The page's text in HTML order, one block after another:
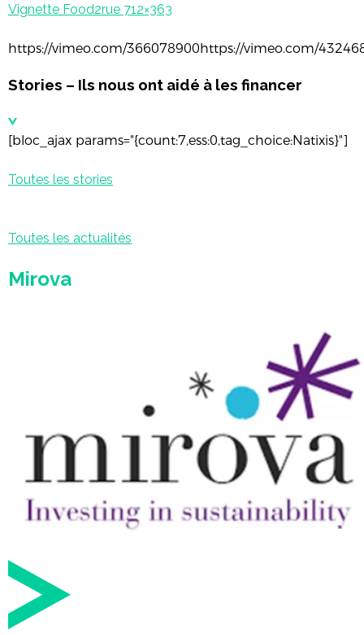
Vignette Food2rue 712×363
https://vimeo.com/366078900https://vimeo.com/
Stories – Ils nous ont aidé à les financer
[bloc_ajax params="{count:7,ess:0,tag_choice:Natixis}"]
Toutes les stories
Toutes les actualités
Mirova